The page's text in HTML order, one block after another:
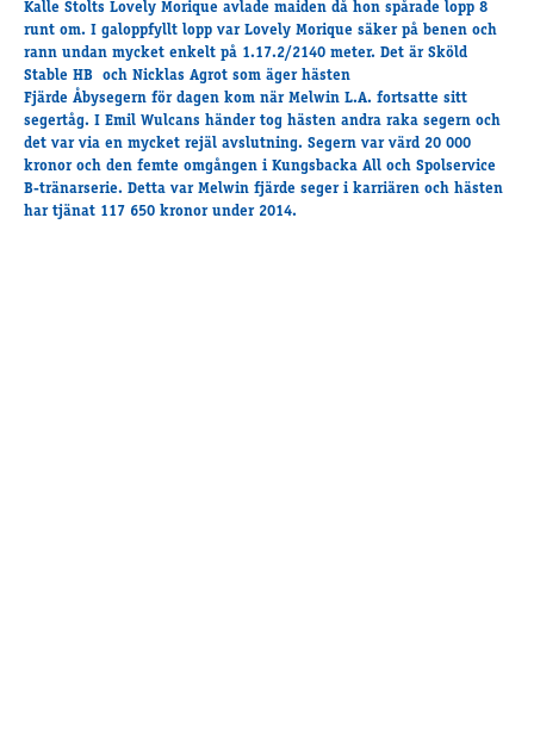
FAQ
Travkonferens
Exponering & värdskap
Aktiviteter
Kalle Stolts Lovely Morique avlade maiden då hon spårade lopp 8
runt om. I galoppfyllt lopp var Lovely Morique säker på benen och
rann undan mycket enkelt på 1.17.2/2140 meter. Det är Sköld
Stable HB och Nicklas Agrot som äger hästen
Fjärde Åbysegern för dagen kom när Melwin L.A. fortsatte sitt
segertåg. I Emil Wulcans händer tog hästen andra raka segern och
det var via en mycket rejäl avslutning. Segern var värd 20 000
kronor och den femte omgången i Kungsbacka All och Spolservice
B-tränarserie. Detta var Melwin fjärde seger i karriären och hästen
har tjänat 117 650 kronor under 2014.